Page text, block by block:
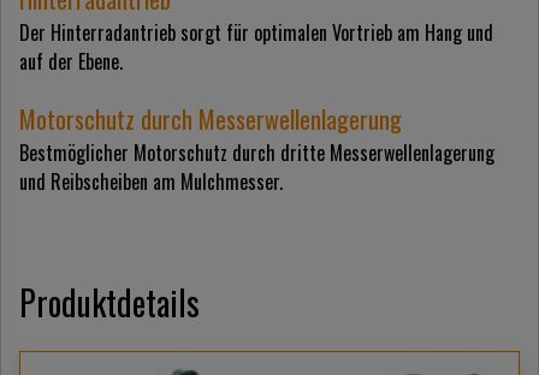
Der Hinterradantrieb sorgt für optimalen Vortrieb am Hang und
auf der Ebene.
Motorschutz durch Messerwellenlagerung
Bestmöglicher Motorschutz durch dritte Messerwellenlagerung
und Reibscheiben am Mulchmesser.
Produktdetails